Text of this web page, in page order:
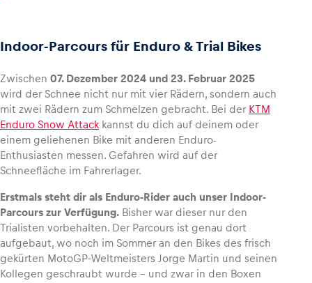
Indoor-Parcours für Enduro & Trial Bikes
Zwischen 07. Dezember 2024 und 23. Februar 2025
wird der Schnee nicht nur mit vier Rädern, sondern auch
mit zwei Rädern zum Schmelzen gebracht. Bei der KTM
Enduro Snow Attack kannst du dich auf deinem oder
einem geliehenen Bike mit anderen Enduro-
Enthusiasten messen. Gefahren wird auf der
Schneefläche im Fahrerlager.
Erstmals steht dir als Enduro-Rider auch unser Indoor-
Parcours zur Verfügung. Bisher war dieser nur den
Trialisten vorbehalten. Der Parcours ist genau dort
aufgebaut, wo noch im Sommer an den Bikes des frisch
gekürten MotoGP-Weltmeisters Jorge Martin und seinen
Kollegen geschraubt wurde – und zwar in den Boxen